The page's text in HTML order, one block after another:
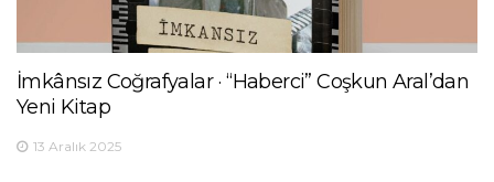
İmkânsız Coğrafyalar · “Haberci” Coşkun Aral’dan
Yeni Kitap
13 Aralık 2025